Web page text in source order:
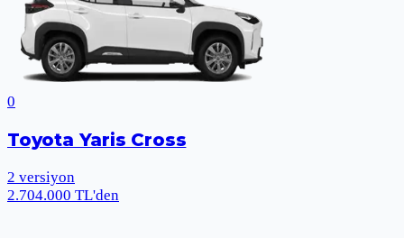
0
Toyota Yaris Cross
2 versiyon
2.704.000 TL'den